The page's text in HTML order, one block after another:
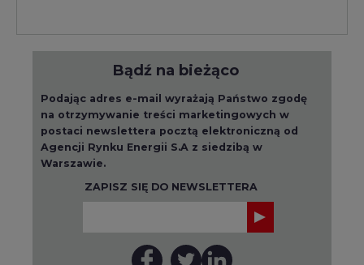
przez nas Państwa danych osobowych, w tym
informacje o przysługujących Państwu
prawach, znajduje się w polityce prywatności.
Raporty branżowe